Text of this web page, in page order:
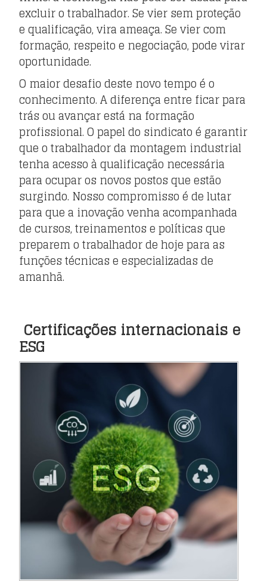
excluir o trabalhador. Se vier sem proteção
e qualificação, vira ameaça. Se vier com
formação, respeito e negociação, pode virar
oportunidade.
O maior desafio deste novo tempo é o
conhecimento. A diferença entre ficar para
trás ou avançar está na formação
profissional. O papel do sindicato é garantir
que o trabalhador da montagem industrial
tenha acesso à qualificação necessária
para ocupar os novos postos que estão
surgindo. Nosso compromisso é de lutar
para que a inovação venha acompanhada
de cursos, treinamentos e políticas que
preparem o trabalhador de hoje para as
funções técnicas e especializadas de
amanhã.
Certificações internacionais e
ESG